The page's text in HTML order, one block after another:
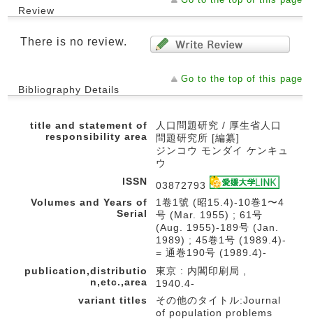
Review
There is no review.
Go to the top of this page
Bibliography Details
title and statement of
responsibility area
人口問題研究 / 厚生省人口
問題研究所 [編纂]
ジンコウ モンダイ ケンキュ
ウ
ISSN
03872793
Volumes and Years of
Serial
1卷1號 (昭15.4)-10巻1〜4
号 (Mar. 1955) ; 61号
(Aug. 1955)-189号 (Jan.
1989) ; 45巻1号 (1989.4)-
= 通巻190号 (1989.4)-
publication,distributio
n,etc.,area
東京 : 内閣印刷局 ,
1940.4-
variant titles
その他のタイトル:Journal
of population problems